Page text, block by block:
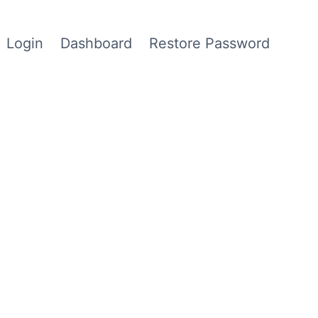
Login Dashboard Restore Password